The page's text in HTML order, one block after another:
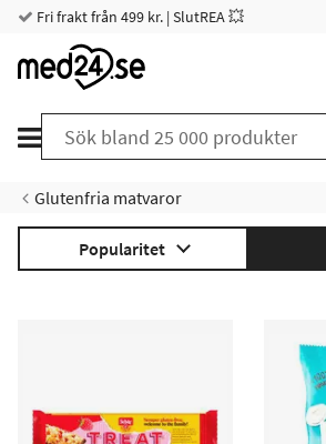
Fri frakt från 499 kr. | SlutREA 💥
Glutenfria matvaror
Popularitet